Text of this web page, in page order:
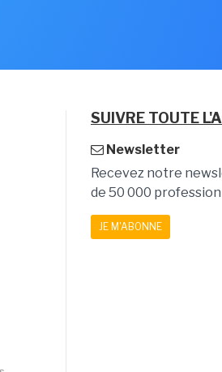
SUIVRE TOUTE
Newsletter
Recevez notre
de 50 000
JE M'ABONNE